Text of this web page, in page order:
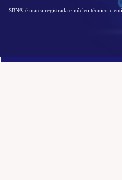
SBN® é marca registrada e núcleo técnico-